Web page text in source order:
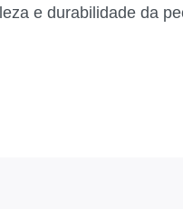
e durabilidade da